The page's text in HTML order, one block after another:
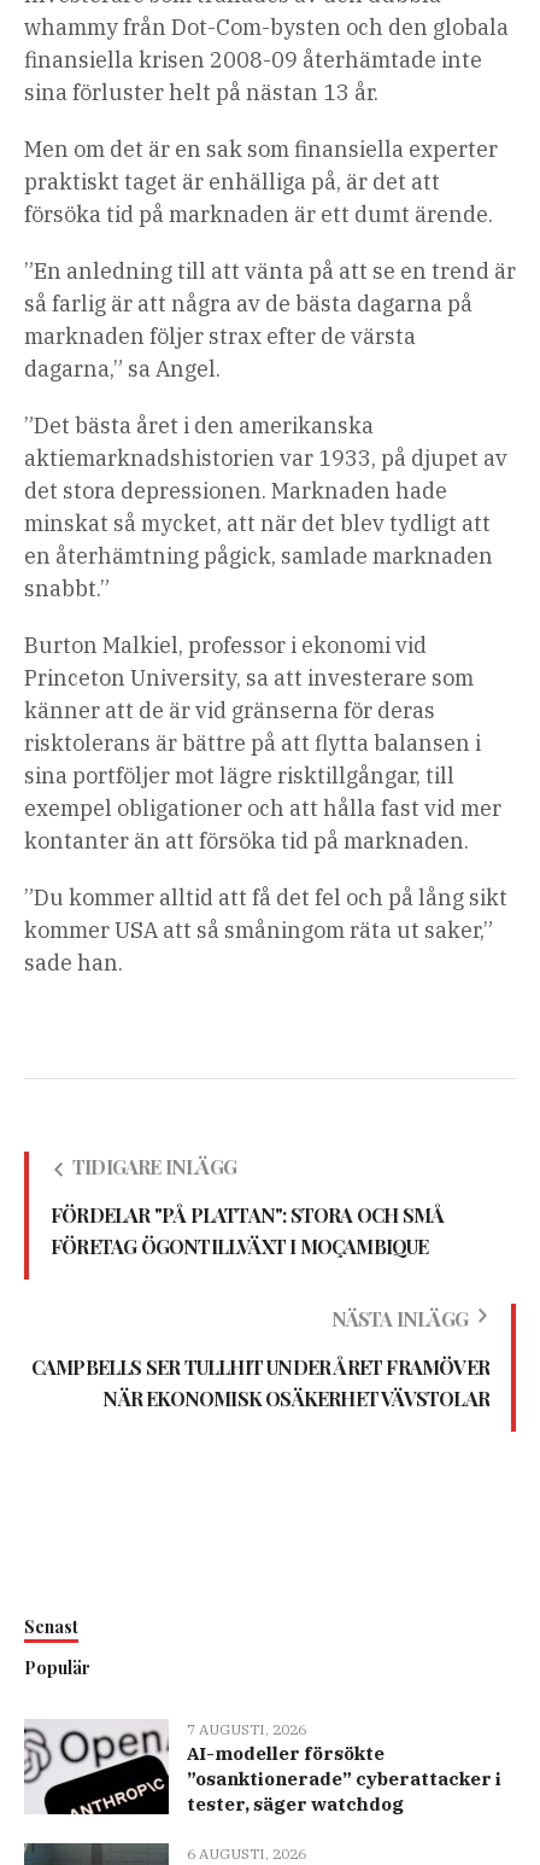
whammy från Dot-Com-bysten och den globala
finansiella krisen 2008-09 återhämtade inte
sina förluster helt på nästan 13 år.
Men om det är en sak som finansiella experter
praktiskt taget är enhälliga på, är det att
försöka tid på marknaden är ett dumt ärende.
”En anledning till att vänta på att se en trend är
så farlig är att några av de bästa dagarna på
marknaden följer strax efter de värsta
dagarna,” sa Angel.
”Det bästa året i den amerikanska
aktiemarknadshistorien var 1933, på djupet av
det stora depressionen. Marknaden hade
minskat så mycket, att när det blev tydligt att
en återhämtning pågick, samlade marknaden
snabbt.”
Burton Malkiel, professor i ekonomi vid
Princeton University, sa att investerare som
känner att de är vid gränserna för deras
risktolerans är bättre på att flytta balansen i
sina portföljer mot lägre risktillgångar, till
exempel obligationer och att hålla fast vid mer
kontanter än att försöka tid på marknaden.
”Du kommer alltid att få det fel och på lång sikt
kommer USA att så småningom räta ut saker,”
sade han.
TIDIGARE INLÄGG
FÖRDELAR "PÅ PLATTAN": STORA OCH SMÅ
FÖRETAG ÖGONTILLVÄXT I MOÇAMBIQUE
NÄSTA INLÄGG
CAMPBELLS SER TULLHIT UNDER ÅRET FRAMÖVER
NÄR EKONOMISK OSÄKERHET VÄVSTOLAR
Senast
Populär
7 AUGUSTI, 2026
AI-modeller försökte
”osanktionerade” cyberattacker i
tester, säger watchdog
6 AUGUSTI, 2026